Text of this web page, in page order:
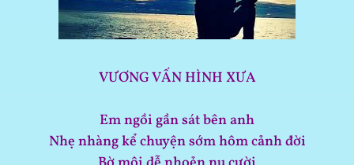
VƯƠNG VẤN HÌNH XƯA
Em ngồi gần sát bên anh
Nhẹ nhàng kể chuyện sớm hôm cảnh đời